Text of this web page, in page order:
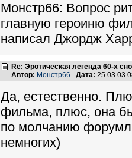
Монстр66: Вопрос
главную героиню
написал Джордж
Re: Эротическая легенда 60-х
Автор: Монстр66 Дата: 25.03.03
Да, естественно.
фильма, плюс, она
по молчанию
немногих)